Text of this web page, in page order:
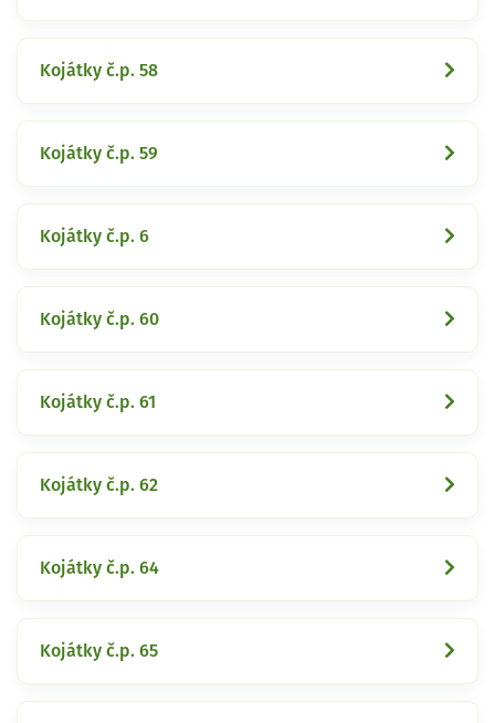
Kojátky č.p. 58
Kojátky č.p. 59
Kojátky č.p. 6
Kojátky č.p. 60
Kojátky č.p. 61
Kojátky č.p. 62
Kojátky č.p. 64
Kojátky č.p. 65